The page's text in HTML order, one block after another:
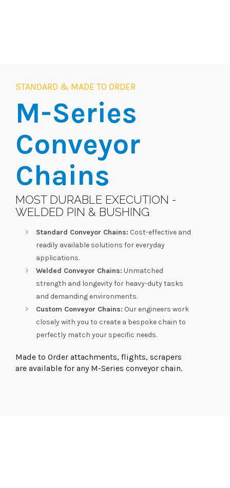
STANDARD & MADE TO ORDER
M-Series
Conveyor
Chains
MOST DURABLE EXECUTION -
WELDED PIN & BUSHING
Standard Conveyor Chains: Cost-effective and
readily available solutions for everyday
applications.
Welded Conveyor Chains: Unmatched
strength and longevity for heavy-duty tasks
and demanding environments.
Custom Conveyor Chains: Our engineers work
closely with you to create a bespoke chain to
perfectly match your specific needs.
Made to Order attachments, flights, scrapers
are available for any M-Series conveyor chain.